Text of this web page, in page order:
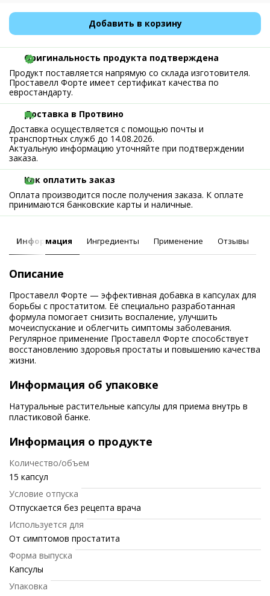
Добавить в корзину
Оригинальность продукта подтверждена
Продукт поставляется напрямую со склада изготовителя.
Проставелл Форте имеет сертификат качества по
евростандарту.
Доставка в Протвино
Доставка осуществляется с помощью почты и
транспортных служб до 14.08.2026.
Актуальную информацию уточняйте при подтверждении
заказа.
Как оплатить заказ
Оплата производится после получения заказа. К оплате
принимаются банковские карты и наличные.
Информация Ингредиенты Применение Отзывы
Описание
Проставелл Форте — эффективная добавка в капсулах для
борьбы с простатитом. Её специально разработанная
формула помогает снизить воспаление, улучшить
мочеиспускание и облегчить симптомы заболевания.
Регулярное применение Проставелл Форте способствует
восстановлению здоровья простаты и повышению качества
жизни.
Информация об упаковке
Натуральные растительные капсулы для приема внутрь в
пластиковой банке.
Информация о продукте
Количество/объем
15 капсул
Условие отпуска
Отпускается без рецепта врача
Используется для
От симптомов простатита
Форма выпуска
Капсулы
Упаковка